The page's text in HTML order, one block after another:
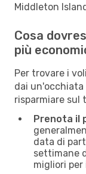
Middleton
Cosa
più
Per trovare i
dai
risparmiare sul
Prenota il
data di
settimane
migliori